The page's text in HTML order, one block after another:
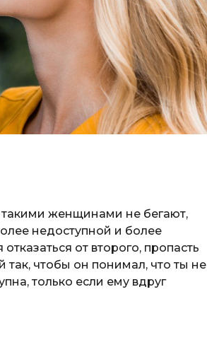
женщинами не бегают,
недоступной и более
от второго, пропасть
так, чтобы он понимал, что ты не
только если ему вдруг